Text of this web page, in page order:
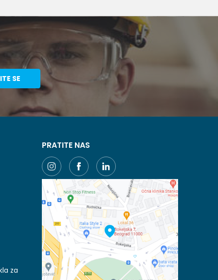
SE
za
PRATITE NAS